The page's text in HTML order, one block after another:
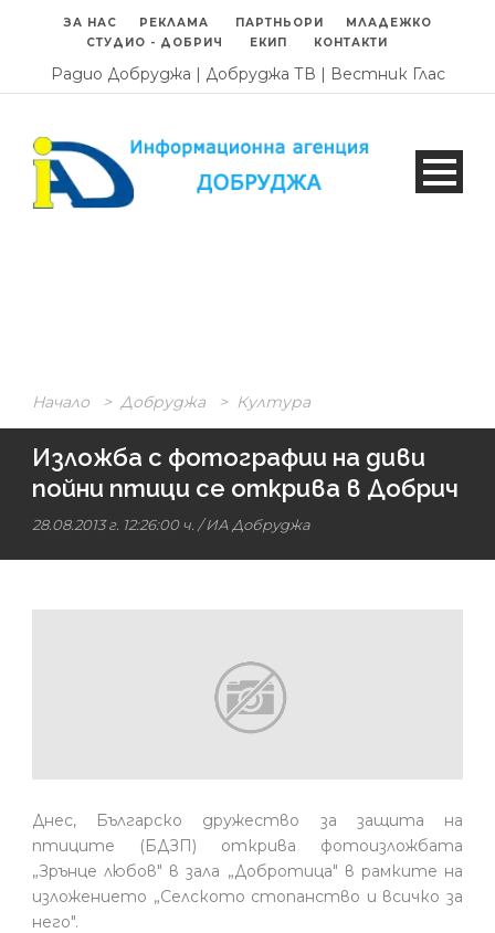
ЗА НАС РЕКЛАМА ПАРТНЬОРИ
МЛАДЕЖКО
СТУДИО - ДОБРИЧ
ЕКИП КОНТАКТИ
Радио Добруджа | Добруджа ТВ | Вестник Глас
Начало > Добруджа > Култура
Изложба с фотографии на диви
пойни птици се открива в Добрич
28.08.2013 г. 12:26:00 ч. / ИА Добруджа
Днес, Българско дружество за защита на
птиците (БДЗП) открива фотоизложбата
„Зрънце любов" в зала „Добротица" в рамките на
изложението „Селското стопанство и всичко за
него".